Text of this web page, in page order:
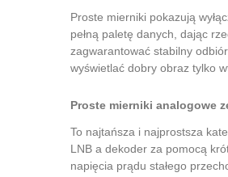
Proste mierniki pokazują
pełną paletę danych, dając
zagwarantować stabilny
wyświetlać dobry obraz tylko
Proste mierniki analogowe
To najtańsza i najprostsza
LNB a dekoder za pomocą
napięcia prądu stałego